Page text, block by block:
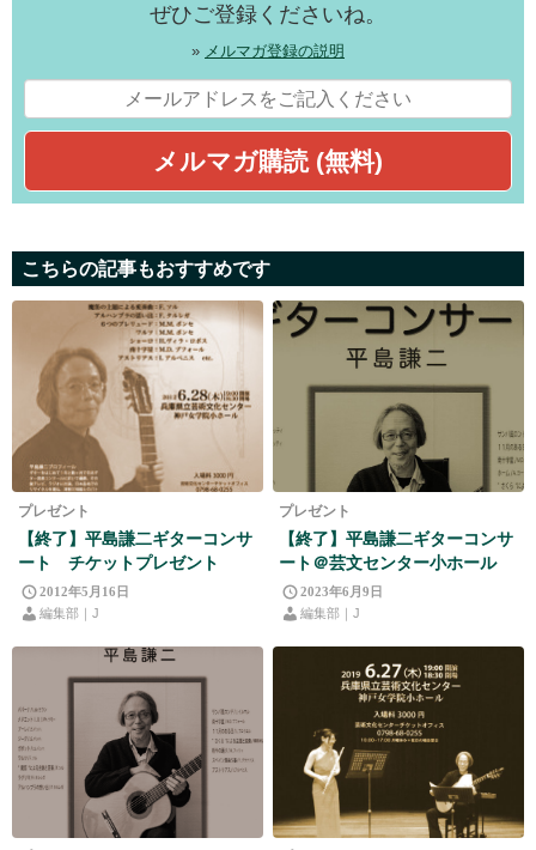
ぜひご登録くださいね。
» メルマガ登録の説明
こちらの記事もおすすめです
プレゼント
【終了】平島謙二ギターコンサ
ート チケットプレゼント
2012年5月16日
編集部｜J
プレゼント
【終了】平島謙二ギターコンサ
ート＠芸文センター小ホール
2023年6月9日
編集部｜J